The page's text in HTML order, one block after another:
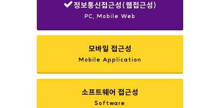
정보통신접근성(웹접근성)
PC, Mobile Web
모바일 접근성
Mobile Application
소프트웨어 접근성
Software